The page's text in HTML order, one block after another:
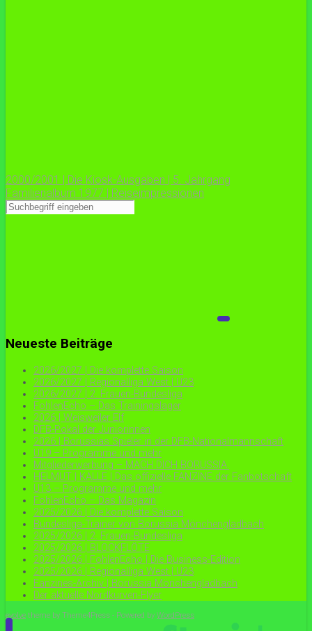
2000/2001 | Die Kiosk-Ausgaben | 5. Jahrgang
Familienalbum 1977 | Reiseimpressionen
Neueste Beiträge
2026/2027 | Die komplette Saison
2026/2027 | Regionalliga West | U23
2026/2027 | 2. Frauen-Bundesliga
FohlenEcho – Das Trainingslager
2026 | Weisweiler Elf
DFB-Pokal der Juniorinnen
2026 | Borussias Spieler in der DFB-Nationalmannschaft
U19 – Programme und mehr
Mitgliederwerbung – MACH DICH BORUSSIA.
HELMUT | KALLE | Das offizielle FANZINE der Fanbotschaft
U13 – Programme und mehr
FohlenEcho – Das Magazin
2025/2026 | Die komplette Saison
Bundesliga-Trainer von Borussia Mönchengladbach
2025/2026 | 2. Frauen-Bundesliga
2025/2026 | BLOCKFLÖTE
2025/2026 | FohlenEcho | Die Business-Edition
2025/2026 | Regionalliga West | U23
Fanzines-Archiv | Borussia Mönchengladbach
Der aktuelle Nordkurven-Flyer
evolve theme by Theme4Press - Powered by WordPress